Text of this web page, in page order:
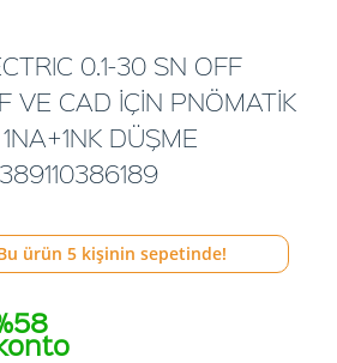
0.1-30 SN OFF
VE CAD İÇİN PNÖMATİK
DÜŞME
ürün 5 kişinin sepetinde!